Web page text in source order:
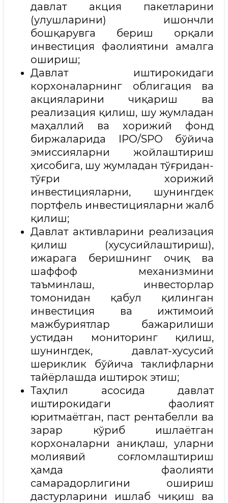
давлат акция пакетларини
(улушларини) ишончли
бошқарувга бериш орқали
инвестиция фаолиятини амалга
ошириш;
Давлат иштирокидаги
корхоналарнинг облигация ва
акцияларини чиқариш ва
реализация қилиш, шу жумладан
маҳаллий ва хорижий фонд
биржаларида IPO/SPO бўйича
эмиссияларни жойлаштириш
ҳисобига, шу жумладан тўғридан-
тўғри хорижий
инвестицияларни, шунингдек
портфель инвестицияларни жалб
қилиш;
Давлат активларини реализация
қилиш (хусусийлаштириш),
ижарага беришнинг очиқ ва
шаффоф механизмини
таъминлаш, инвесторлар
томонидан қабул қилинган
инвестиция ва ижтимоий
мажбуриятлар бажарилиши
устидан мониторинг қилиш,
шунингдек, давлат-хусусий
шериклик бўйича таклифларни
тайёрлашда иштирок этиш;
Таҳлил асосида давлат
иштирокидаги фаолият
юритмаётган, паст рентабелли ва
зарар кўриб ишлаётган
корхоналарни аниқлаш, уларни
молиявий соғломлаштириш
ҳамда фаолияти
самарадорлигини ошириш
дастурларини ишлаб чиқиш ва